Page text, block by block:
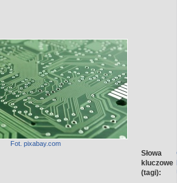
Fot. pixabay.com
Słowa
kluczowe
(tagi):